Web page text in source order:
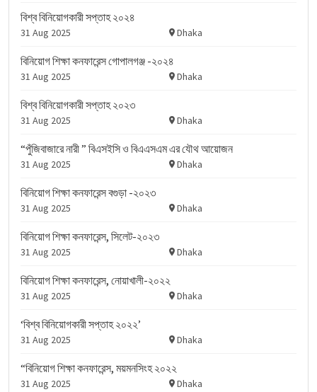
বিশ্ব বিনিয়োগকারী সপ্তাহ ২০২৪
31 Aug 2025 Dhaka
বিনিয়োগ শিক্ষা কনফারেন্স গোপালগঞ্জ -২০২৪
31 Aug 2025 Dhaka
বিশ্ব বিনিয়োগকারী সপ্তাহ ২০২৩
31 Aug 2025 Dhaka
“পুঁজিবাজারে নারী ” বিএসইসি ও বিএএসএম এর যৌথ আয়োজন
31 Aug 2025 Dhaka
বিনিয়োগ শিক্ষা কনফারেন্স বগুড়া -২০২৩
31 Aug 2025 Dhaka
বিনিয়োগ শিক্ষা কনফারেন্স, সিলেট-২০২৩
31 Aug 2025 Dhaka
বিনিয়োগ শিক্ষা কনফারেন্স, নোয়াখালী-২০২২
31 Aug 2025 Dhaka
‘বিশ্ব বিনিয়োগকারী সপ্তাহ ২০২২’
31 Aug 2025 Dhaka
“বিনিয়োগ শিক্ষা কনফারেন্স, ময়মনসিংহ ২০২২
31 Aug 2025 Dhaka